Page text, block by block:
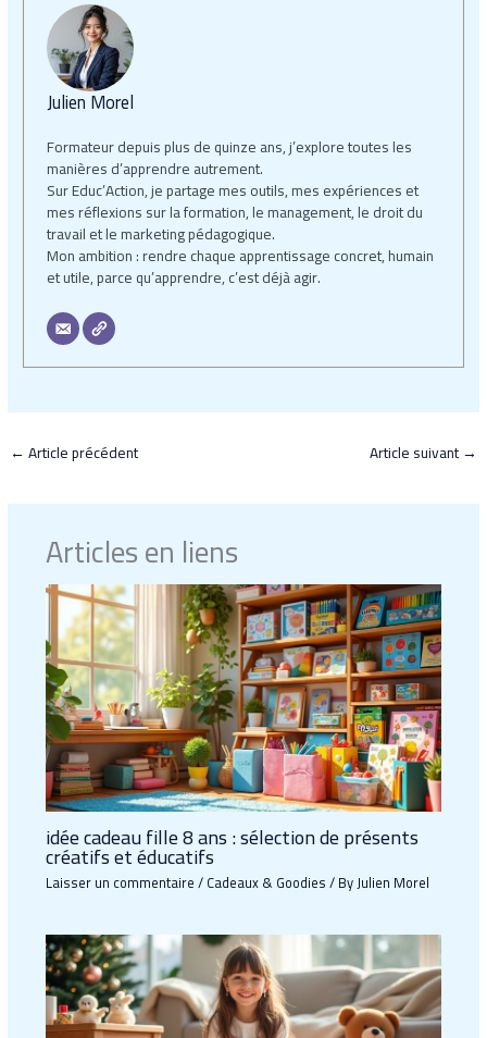
Julien Morel
Formateur depuis plus de quinze ans, j’explore toutes les
manières d’apprendre autrement.
Sur Educ’Action, je partage mes outils, mes expériences et
mes réflexions sur la formation, le management, le droit du
travail et le marketing pédagogique.
Mon ambition : rendre chaque apprentissage concret, humain
et utile, parce qu’apprendre, c’est déjà agir.
←Article précédent Article suivant→
Articles en liens
idée cadeau fille 8 ans : sélection de présents
créatifs et éducatifs
Laisser un commentaire/Cadeaux & Goodies/ ByJulien Morel